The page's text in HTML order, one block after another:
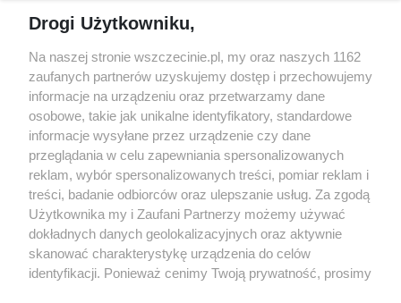
targi
Wernisaże
Więcej
Specjalny koncert z okazji
20. urodzin portalu
wSzczecinie.pl
Regulamin konkursów
śniadaniówka "Hej
Szczecin! Jest piątek!"
Partnerzy
Praca Szczecin
Drogi Użytkowniku,
Na naszej stronie wszczecinie.pl, my oraz naszych 1162
zaufanych partnerów uzyskujemy dostęp i przechowujemy
informacje na urządzeniu oraz przetwarzamy dane
osobowe, takie jak unikalne identyfikatory, standardowe
informacje wysyłane przez urządzenie czy dane
przeglądania w celu zapewniania spersonalizowanych
reklam, wybór spersonalizowanych treści, pomiar reklam i
treści, badanie odbiorców oraz ulepszanie usług. Za zgodą
Użytkownika my i Zaufani Partnerzy możemy używać
dokładnych danych geolokalizacyjnych oraz aktywnie
skanować charakterystykę urządzenia do celów
identyfikacji. Ponieważ cenimy Twoją prywatność, prosimy